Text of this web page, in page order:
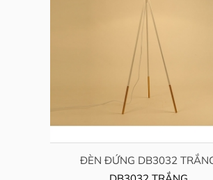
ĐÈN ĐỨNG DB3032